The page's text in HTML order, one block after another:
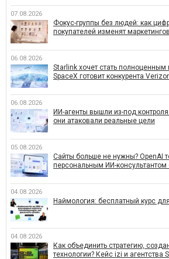
07.08.2026
Фокус-группы без людей: как
покупателей изменят
06.08.2026
Starlink хочет стать
SpaceX готовит конкурента
06.08.2026
ИИ-агенты вышли из-под
они атаковали реальные цели
05.08.2026
Сайты больше не нужны? OpenAI
персональным ИИ-консультантом
04.08.2026
Наймология: бесплатный курс
04.08.2026
Как объединить стратегию,
технологии? Кейс izi и агентства